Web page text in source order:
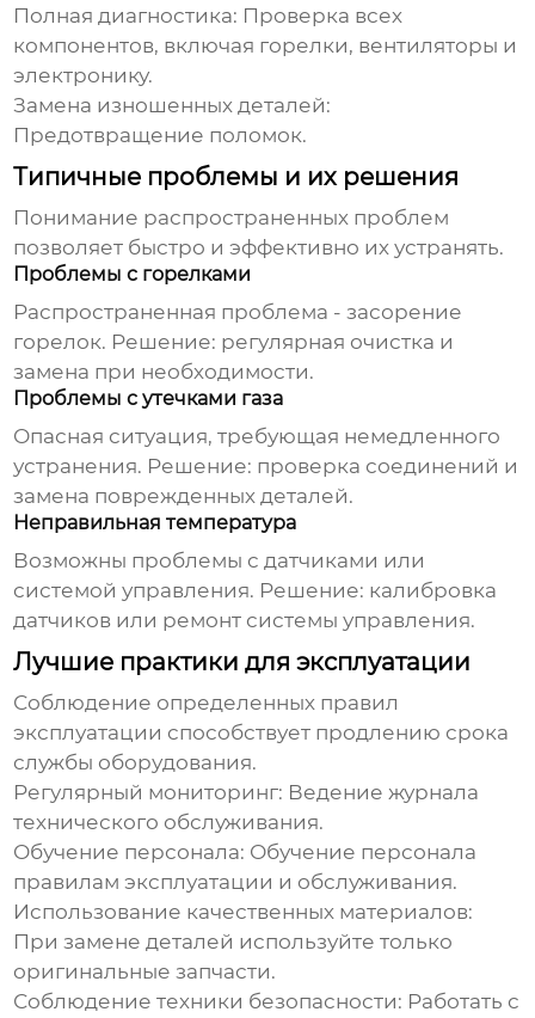
Полная диагностика: Проверка всех
компонентов, включая горелки, вентиляторы и
электронику.
Замена изношенных деталей:
Предотвращение поломок.
Типичные проблемы и их решения
Понимание распространенных проблем
позволяет быстро и эффективно их устранять.
Проблемы с горелками
Распространенная проблема - засорение
горелок. Решение: регулярная очистка и
замена при необходимости.
Проблемы с утечками газа
Опасная ситуация, требующая немедленного
устранения. Решение: проверка соединений и
замена поврежденных деталей.
Неправильная температура
Возможны проблемы с датчиками или
системой управления. Решение: калибровка
датчиков или ремонт системы управления.
Лучшие практики для эксплуатации
Соблюдение определенных правил
эксплуатации способствует продлению срока
службы оборудования.
Регулярный мониторинг: Ведение журнала
технического обслуживания.
Обучение персонала: Обучение персонала
правилам эксплуатации и обслуживания.
Использование качественных материалов:
При замене деталей используйте только
оригинальные запчасти.
Соблюдение техники безопасности: Работать с